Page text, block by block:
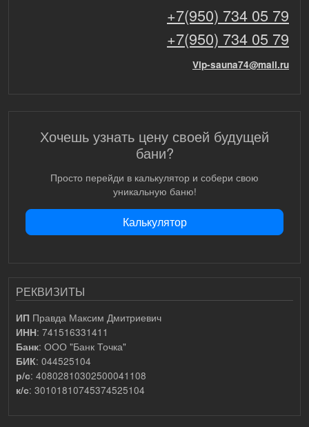
+7(950) 734 05 79
+7(950) 734 05 79
Vip-sauna74@mail.ru
Хочешь узнать цену своей будущей
бани?
Просто перейди в калькулятор и собери свою
уникальную баню!
Калькулятор
РЕКВИЗИТЫ
ИП Правда Максим Дмитриевич
ИНН: 741516331411
Банк: ООО "Банк Точка"
БИК: 044525104
р/с: 40802810302500041108
к/с: 30101810745374525104